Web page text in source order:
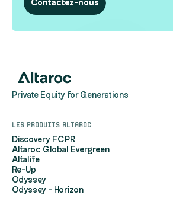
Contactez-nous
Private Equity for Generations
Les produits Altaroc
Discovery FCPR
Altaroc Global Evergreen
Altalife
Re-Up
Odyssey
Odyssey - Horizon